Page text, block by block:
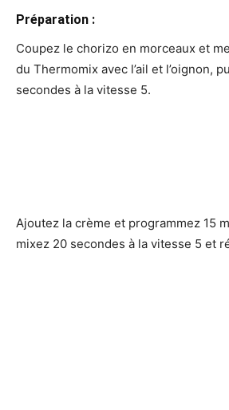
Préparation :
Coupez le chorizo en morceaux et
du Thermomix avec l’ail et l’oignon,
secondes à la vitesse 5.
Ajoutez la crème et programmez 15
mixez 20 secondes à la vitesse 5 et